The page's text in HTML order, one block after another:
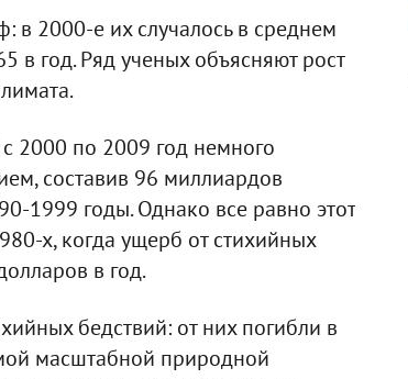
в 2000-е их случалось в среднем
в год. Ряд ученых объясняют рост
2000 по 2009 год немного
составив 96 миллиардов
1999 годы. Однако все равно этот
х, когда ущерб от стихийных
в год.
бедствий: от них погибли в
масштабной природной